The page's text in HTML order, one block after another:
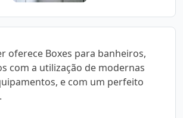
oferece Boxes para banheiros,
com a utilização de modernas
e com um perfeito